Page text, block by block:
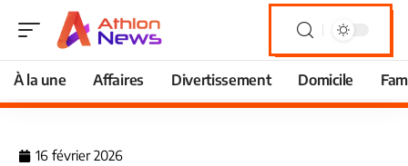
À la une Affaires Divertissement Domicile
16 février 2026